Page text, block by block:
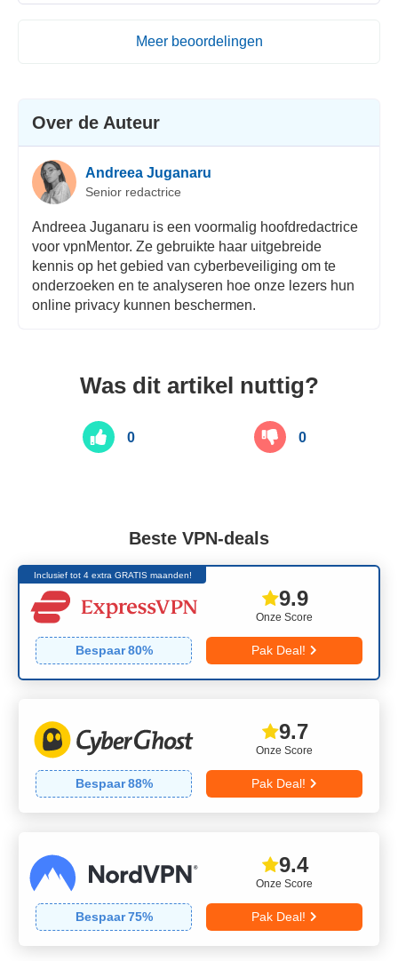
Meer beoordelingen
Over de Auteur
Andreea Juganaru
Senior redactrice
Andreea Juganaru is een voormalig hoofdredactrice
voor vpnMentor. Ze gebruikte haar uitgebreide
kennis op het gebied van cyberbeveiliging om te
onderzoeken en te analyseren hoe onze lezers hun
online privacy kunnen beschermen.
Was dit artikel nuttig?
0 0
Beste VPN-deals
Inclusief tot 4 extra GRATIS maanden!
Onze Score
9.9
Bespaar 80% Pak Deal!
Onze Score
9.7
Bespaar 88% Pak Deal!
Onze Score
9.4
Bespaar 75% Pak Deal!